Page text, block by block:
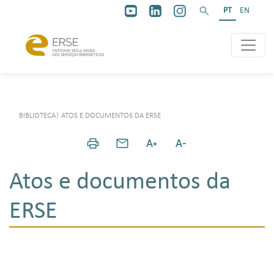
PT EN
BIBLIOTECA ATOS E DOCUMENTOS DA ERSE
Atos e documentos da
ERSE